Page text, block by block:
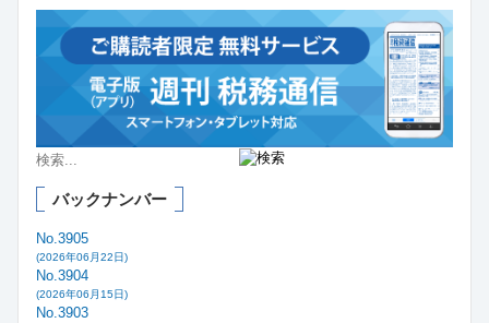
バックナンバー
No.3905
(2026年06月22日)
No.3904
(2026年06月15日)
No.3903